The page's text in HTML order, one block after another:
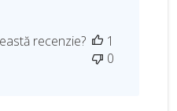
recenzie?
1
0